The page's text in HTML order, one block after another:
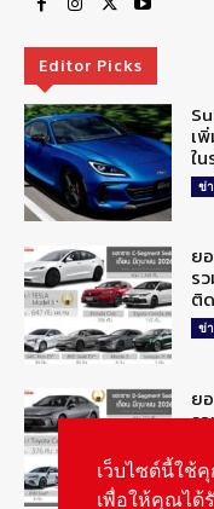
Editor Picks
เ
ใ
ข่
ย
ร
ติ
ข่
ย
ร
เว็บไซต์นี้ใช้
เพื่อให้คุณได้